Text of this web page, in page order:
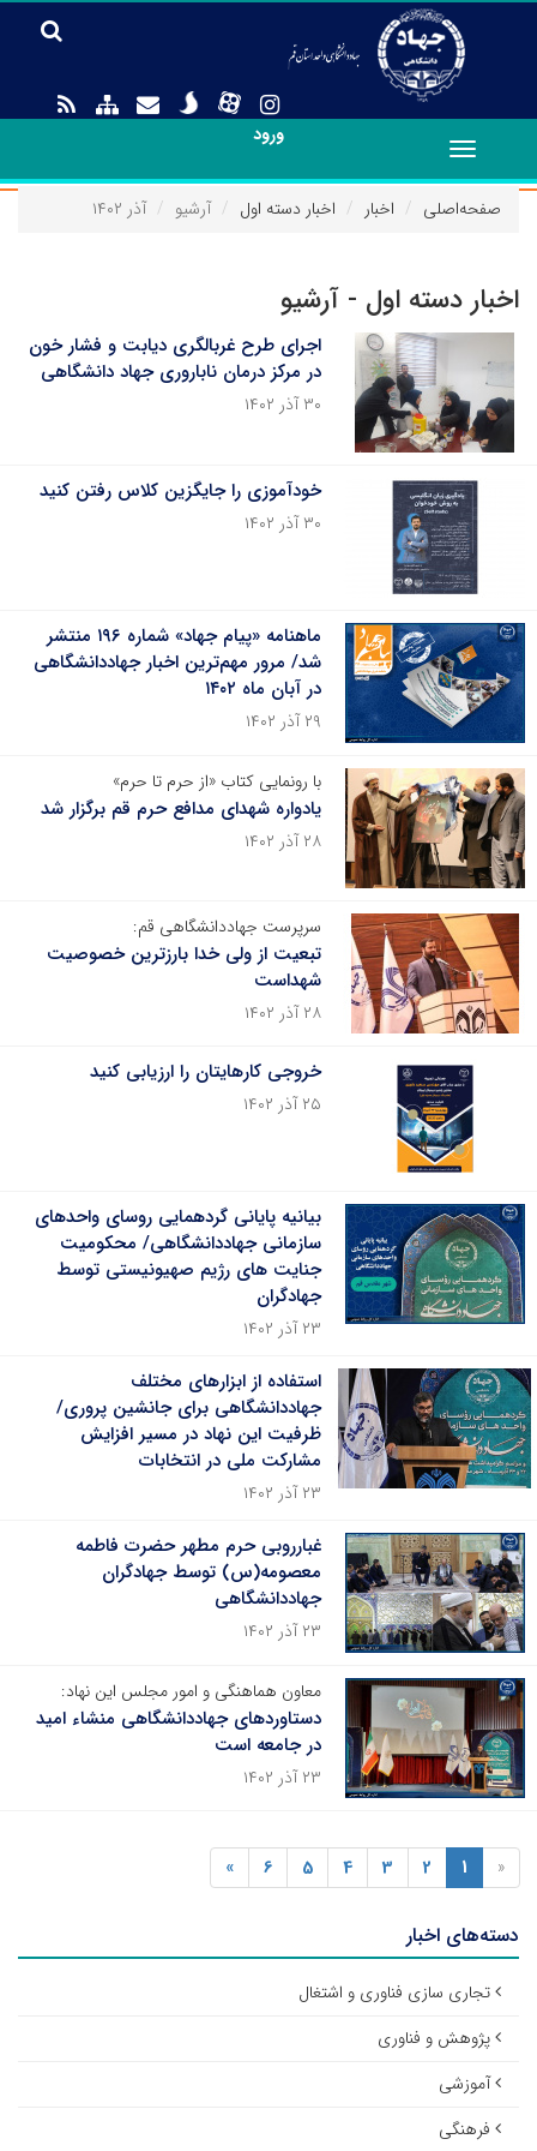
ورود
Toggle
navigation
صفحه‌اصلی
اخبار اخبار دسته اول آرشیو آذر ۱۴۰۲
اخبار دسته اول - آرشیو
اجرای طرح غربالگری دیابت و فشار خون
در مرکز درمان ناباروری جهاد دانشگاهی
۳۰ آذر ۱۴۰۲
خودآموزی را جایگزین کلاس رفتن کنید
۳۰ آذر ۱۴۰۲
ماهنامه «پیام جهاد» شماره‌ ۱۹۶ منتشر
شد/ مرور مهم‌ترین اخبار جهاددانشگاهی
در آبان ماه ۱۴۰۲
۲۹ آذر ۱۴۰۲
با رونمایی کتاب «از حرم تا حرم»
یادواره شهدای مدافع حرم قم برگزار شد
۲۸ آذر ۱۴۰۲
سرپرست جهاددانشگاهی قم:
تبعیت از ولی خدا بارزترین خصوصیت
شهداست
۲۸ آذر ۱۴۰۲
خروجی‌ کارهایتان را ارزیابی کنید
۲۵ آذر ۱۴۰۲
بیانیه پایانی گردهمایی روسای واحدهای
سازمانی جهاددانشگاهی/ محکومیت
جنایت های رژیم صهیونیستی توسط
جهادگران
۲۳ آذر ۱۴۰۲
استفاده از ابزارهای مختلف
جهاددانشگاهی برای جانشین پروری/
ظرفیت این نهاد در مسیر افزایش
مشارکت ملی در انتخابات
۲۳ آذر ۱۴۰۲
غبارروبی حرم مطهر حضرت فاطمه
معصومه(س) توسط جهادگران
جهاددانشگاهی
۲۳ آذر ۱۴۰۲
معاون هماهنگی و امور مجلس این نهاد:
دستاوردهای جهاددانشگاهی منشاء امید
در جامعه است
۲۳ آذر ۱۴۰۲
«
1
2
3
4
5
6
»
دسته‌های اخبار
تجاری سازی فناوری و اشتغال
پژوهش و فناوری
آموزشی
فرهنگی